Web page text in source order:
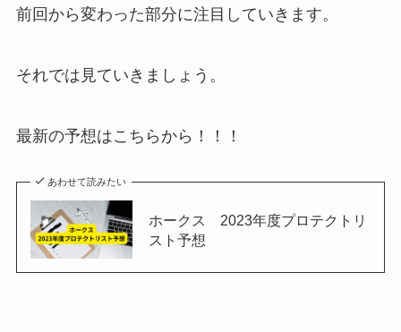
前回から変わった部分に注目していきます。
それでは見ていきましょう。
最新の予想はこちらから！！！
あわせて読みたい
ホークス 2023年度プロテクトリ
スト予想